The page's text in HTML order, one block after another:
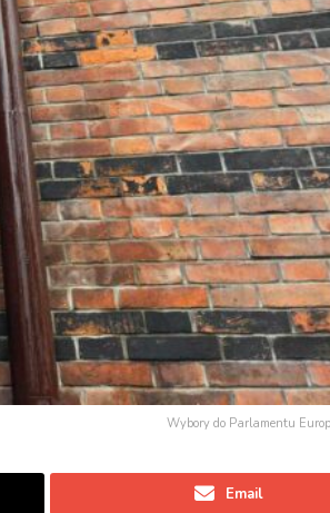
Wybory do Parlamentu
Email